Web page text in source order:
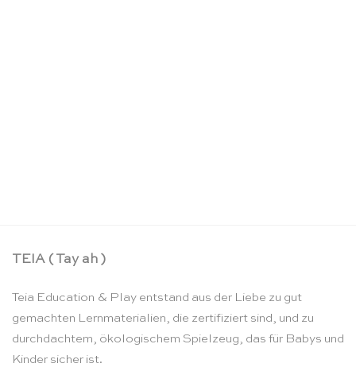
TEIA ( Tay ah )
Teia Education & Play entstand aus der Liebe zu gut
gemachten Lernmaterialien, die zertifiziert sind, und zu
durchdachtem, ökologischem Spielzeug, das für Babys und
Kinder sicher ist.